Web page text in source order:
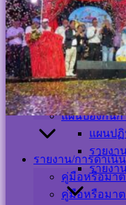
แผนการบริห
แผนป้องกันก
แผนปฏิ
รายงา
รายงา
รายงาน/การดำเนิ
คู่มือหรือมา
คู่มือหรือมาต
แผนการดำเ
แผนการใช้จ่
แผนพัฒนาท้
แผนการจัดซื้
แผนอัตรากำ
แผนการบริห
แผนป้องกันก
แผนป
รายงา
รายงา
Visitor Counter